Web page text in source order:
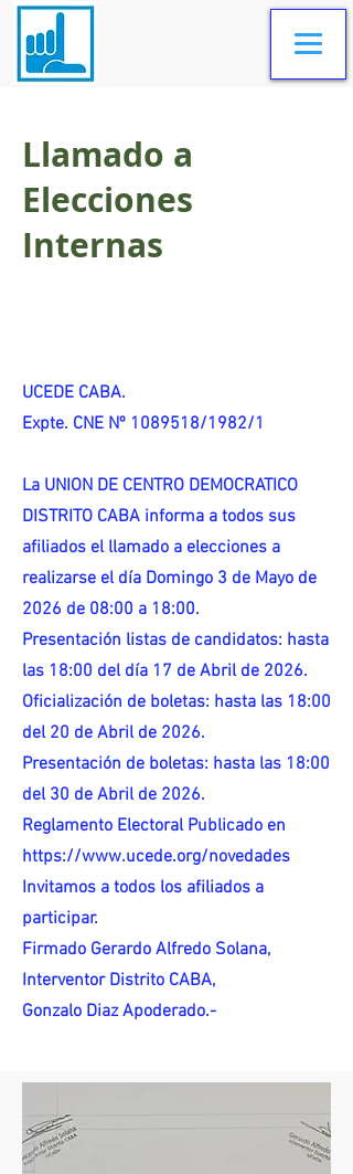
Llamado a
Elecciones
Internas
UCEDE CABA.
Expte. CNE Nº 1089518/1982/1
La UNION DE CENTRO DEMOCRATICO
DISTRITO CABA informa a todos sus
afiliados el llamado a elecciones a
realizarse el día Domingo 3 de Mayo de
2026 de 08:00 a 18:00.
Presentación listas de candidatos: hasta
las 18:00 del día 17 de Abril de 2026.
Oficialización de boletas: hasta las 18:00
del 20 de Abril de 2026.
Presentación de boletas: hasta las 18:00
del 30 de Abril de 2026.
Reglamento Electoral Publicado en
https://www.ucede.org/novedades
Invitamos a todos los afiliados a
participar.
Firmado Gerardo Alfredo Solana,
Interventor Distrito CABA,
Gonzalo Diaz Apoderado.-